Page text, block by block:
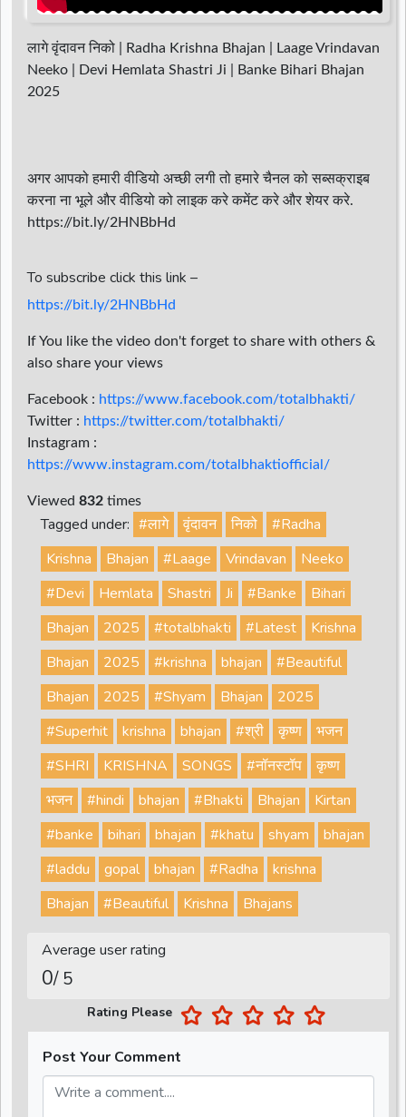
लागे वृंदावन निको | Radha Krishna Bhajan | Laage Vrindavan
Neeko | Devi Hemlata Shastri Ji | Banke Bihari Bhajan
2025
अगर आपको हमारी वीडियो अच्छी लगी तो हमारे चैनल को सब्सक्राइब
करना ना भूले और वीडियो को लाइक करे कमेंट करे और शेयर करे.
https://bit.ly/2HNBbHd
To subscribe click this link –
https://bit.ly/2HNBbHd
If You like the video don't forget to share with others &
also share your views
Facebook : https://www.facebook.com/totalbhakti/
Twitter : https://twitter.com/totalbhakti/
Instagram :
https://www.instagram.com/totalbhaktiofficial/
Viewed 832 times
Tagged under: #लागे वृंदावन निको
#Radha
Krishna
Bhajan #Laage Vrindavan
Neeko
#Devi
Hemlata Shastri Ji #Banke
Bihari
Bhajan
2025 #totalbhakti #Latest
Krishna
Bhajan
2025 #krishna bhajan
#Beautiful
Bhajan
2025 #Shyam Bhajan
2025
#Superhit
krishna bhajan #श्री कृष्ण
भजन
#SHRI
KRISHNA SONGS #नॉनस्टॉप
कृष्ण
भजन
#hindi bhajan #Bhakti Bhajan
Kirtan
#banke
bihari bhajan #khatu shyam
bhajan
#laddu
gopal bhajan #Radha
krishna
Bhajan
#Beautiful Krishna Bhajans
Average user rating
0/ 5
Rating Please
Post Your Comment